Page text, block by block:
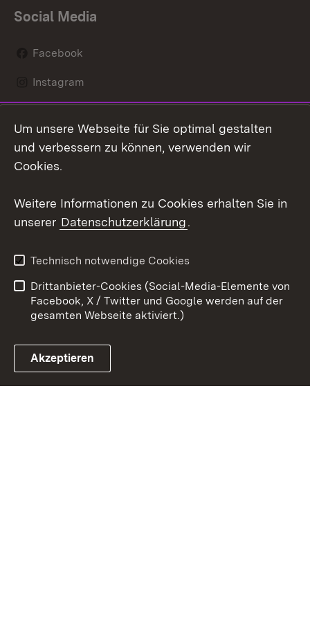
Social Media
Facebook
Instagram
Mastodon
Youtube
Link zum Landesportal
Kontakt
Datenschutz
Barrierefreiheit
Impressum Cookies
Um unsere Webseite für Sie optimal gestalten
und verbessern zu können, verwenden wir
Cookies.
Weitere Informationen zu Cookies erhalten Sie in
unserer Datenschutzerklärung.
Technisch notwendige Cookies
Drittanbieter-Cookies (Social-Media-Elemente von
Facebook, X / Twitter und Google werden auf der
gesamten Webseite aktiviert.)
Akzeptieren